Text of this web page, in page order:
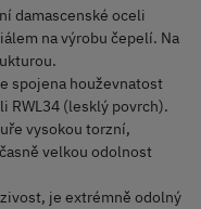
damascenské oceli
na výrobu čepelí. Na
spojena houževnatost
RWL34 (lesklý povrch).
vysokou torzní,
velkou odolnost
je extrémně odolný